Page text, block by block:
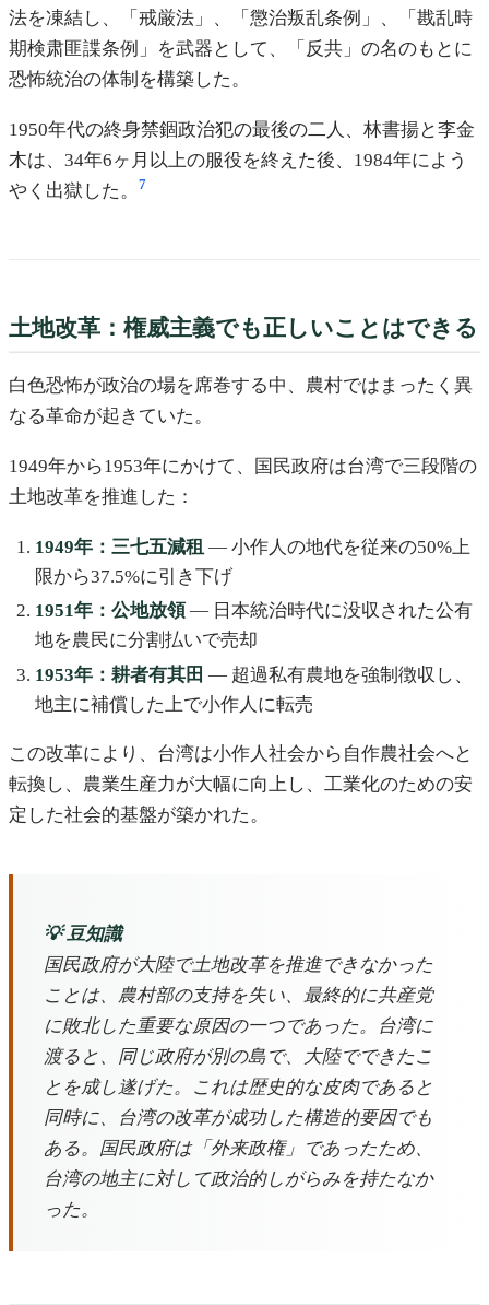
法を凍結し、「戒厳法」、「懲治叛乱条例」、「戡乱時
期検肃匪諜条例」を武器として、「反共」の名のもとに
恐怖統治の体制を構築した。
1950年代の終身禁錮政治犯の最後の二人、林書揚と李金
木は、34年6ヶ月以上の服役を終えた後、1984年によう
やく出獄した。
7
土地改革：権威主義でも正しいことはできる
白色恐怖が政治の場を席巻する中、農村ではまったく異
なる革命が起きていた。
1949年から1953年にかけて、国民政府は台湾で三段階の
土地改革を推進した：
1949年：三七五減租 — 小作人の地代を従来の50%上
限から37.5%に引き下げ
1951年：公地放領 — 日本統治時代に没収された公有
地を農民に分割払いで売却
1953年：耕者有其田 — 超過私有農地を強制徴収し、
地主に補償した上で小作人に転売
この改革により、台湾は小作人社会から自作農社会へと
転換し、農業生産力が大幅に向上し、工業化のための安
定した社会的基盤が築かれた。
💡 豆知識
国民政府が大陸で土地改革を推進できなかった
ことは、農村部の支持を失い、最終的に共産党
に敗北した重要な原因の一つであった。台湾に
渡ると、同じ政府が別の島で、大陸でできたこ
とを成し遂げた。これは歴史的な皮肉であると
同時に、台湾の改革が成功した構造的要因でも
ある。国民政府は「外来政権」であったため、
台湾の地主に対して政治的しがらみを持たなか
った。